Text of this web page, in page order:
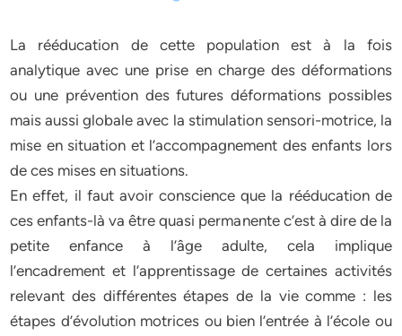
La rééducation de cette population est à la fois
analytique avec une prise en charge des déformations
ou une prévention des futures déformations possibles
mais aussi globale avec la stimulation sensori-motrice, la
mise en situation et l’accompagnement des enfants lors
de ces mises en situations.
En effet, il faut avoir conscience que la rééducation de
ces enfants-là va être quasi permanente c’est à dire de la
petite enfance à l’âge adulte, cela implique
l’encadrement et l’apprentissage de certaines activités
relevant des différentes étapes de la vie comme : les
étapes d’évolution motrices ou bien l’entrée à l’école ou